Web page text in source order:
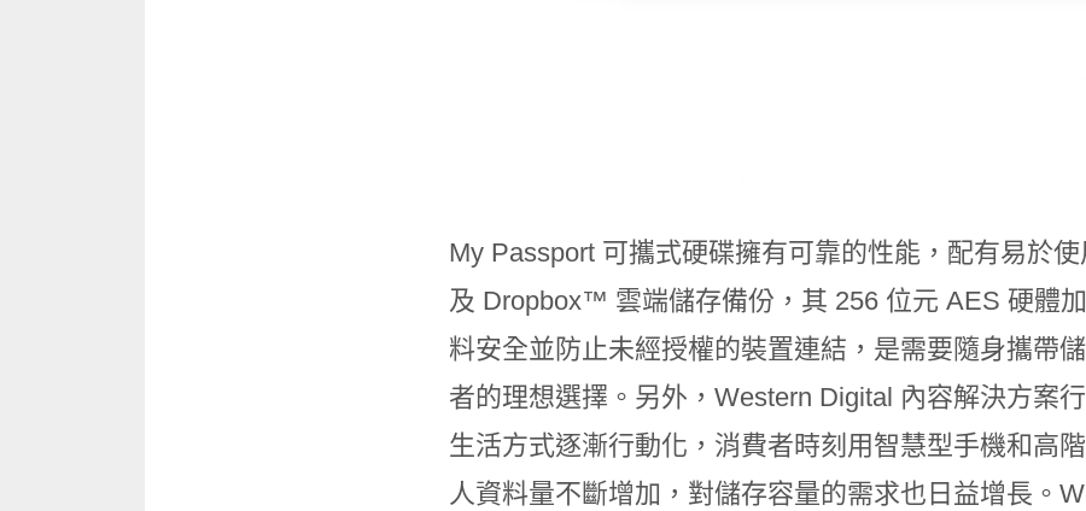
My Passport 可攜式硬碟擁有可靠的性能，配有易於使
及 Dropbox™ 雲端儲存備份，其 256 位元 AES 硬體
料安全並防止未經授權的裝置連結，是需要隨身攜帶
者的理想選擇。另外， Western Digital 內容解決方案
生活方式逐漸行動化，消費者時刻用智慧型手機和高
人資料量不斷增加，對儲存容量的需求也日益增長。